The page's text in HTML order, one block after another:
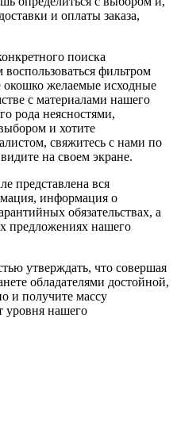
и оплаты заказа,
поиска
фильтром
окошко желаемые исходные
с материалами нашего
рода неясностями,
и хотите
свяжитесь с нами по
на своем экране.
представлена вся
информация о
обязательствах, а
предложениях нашего
утверждать, что совершая
обладателями достойной,
и получите массу
уровня нашего